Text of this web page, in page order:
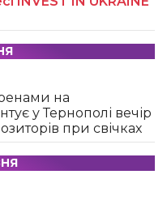
на
у Тернополі вечір
при свічках